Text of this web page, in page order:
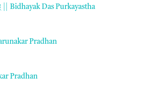
|| Bidhayak Das Purkayastha
Pradhan
Pradhan